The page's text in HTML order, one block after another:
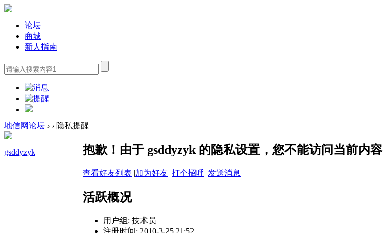
论坛
商城
新人指南
地信网论坛 › › 隐私提醒
gsddyzyk 抱歉！由于 gsddyzyk 的隐私设置，您不能访问当前内容
查看好友列表 |加为好友 |打个招呼 |发送消息
活跃概况
用户组: 技术员
注册时间: 2010-3-25 21:52